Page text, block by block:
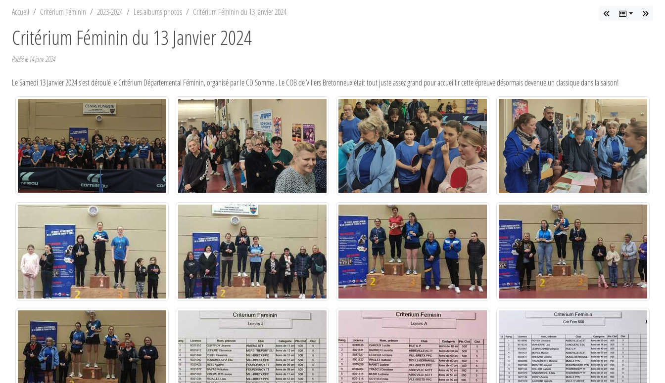
Accueil Critérium Féminin 2023-2024 Les albums photos Critérium Féminin du 13 Janvier 2024
Critérium Féminin du 13 Janvier 2024
Publié le 14 janv. 2024
Le Samedi 13 Janvier 2024 s'est déroulé le Critérium Départemental Féminin, organisé par le CD Somme . Le COB de Villers Bretonneux était tout juste assez grand pour accueillir cette épreuve désormais devenue un classique dans la saison!